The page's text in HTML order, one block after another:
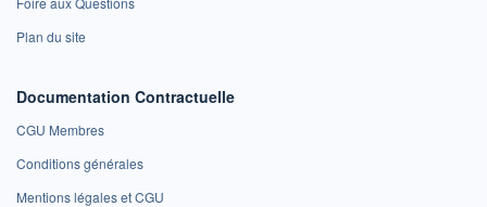
Plan du site
Documentation Contractuelle
CGU Membres
Conditions générales
Mentions légales et CGU